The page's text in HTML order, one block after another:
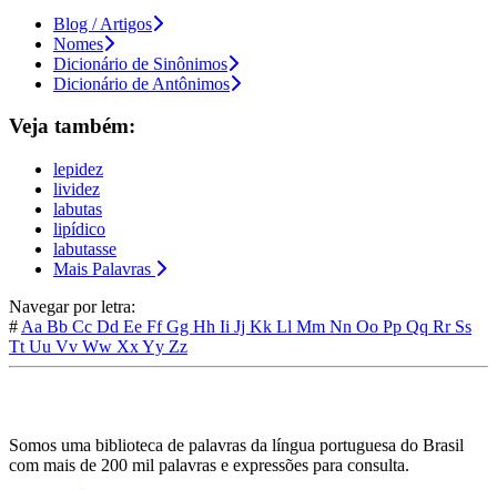
Blog / Artigos
Nomes
Dicionário de Sinônimos
Dicionário de Antônimos
Veja também:
lepidez
lividez
labutas
lipídico
labutasse
Mais Palavras
Navegar por letra:
# Aa Bb Cc Dd Ee FfGg Hh Ii Jj Kk Ll Mm Nn Oo Pp Qq Rr Ss
Tt Uu Vv Ww XxYy Zz
Somos uma biblioteca de palavras da língua portuguesa do Brasil
com mais de 200 mil palavras e expressões para consulta.